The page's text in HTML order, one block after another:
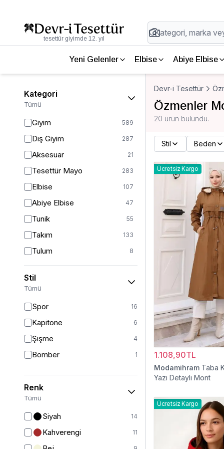
tesettür giyimde 12. yıl
Yeni Gelenler Elbise Abiye Elbise
Kategori
Tümü
Giyim 589
Dış Giyim 287
Aksesuar 21
Tesettür Mayo 283
Elbise 107
Abiye Elbise 47
Tunik 55
Takım 133
Tulum 8
Pantolon 148
Etek 19
Ferace 126
Kap & Pardesü
Trençkot
Hırka
Stil
Tümü
Spor 16
Kapitone 6
Şişme 4
Bomber 1
Renk
Tümü
Siyah 14
Kahverengi 11
Devr-i Tesettür
Özmenler
20 ürün bulundu.
Stil Beden
Ücretsiz Kargo
1.108,90TL
Modamihram Taba
Yazı Detaylı Mont
Ücretsiz Kargo